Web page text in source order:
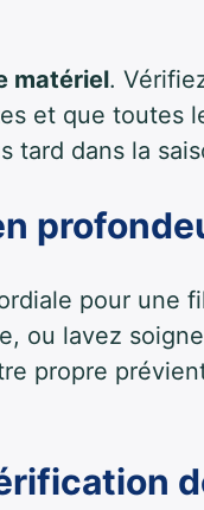
matériel.
et que toutes
tard dans la
pour une
ou lavez
propre